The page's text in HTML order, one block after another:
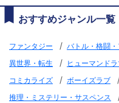
おすすめジャンル一覧
ファンタジー / バトル・格闘
異世界・転生 / ヒューマンドラ
コミカライズ / ボーイズラブ
推理・ミステリー・サスペンス